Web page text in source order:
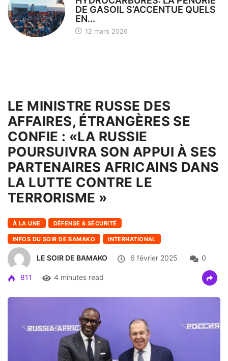
DE GASOIL S’ACCENTUE QUELS
EN...
12 mars 2026
LE MINISTRE RUSSE DES
AFFAIRES, ÉTRANGÈRES SE
CONFIE : «LA RUSSIE
POURSUIVRA SON APPUI À SES
PARTENAIRES AFRICAINS DANS
LA LUTTE CONTRE LE
TERRORISME »
À LA UNE DÉFENSE & SÉCURITÉ
INFOS DU SOIR DE BAMAKO INTERNATIONAL
LE SOIR DE BAMAKO 6 février 2025 0
811 4 minutes read